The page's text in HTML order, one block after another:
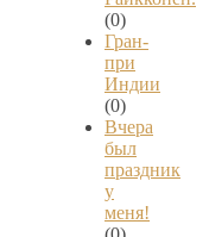
(0)
Гран-
при
Индии
(0)
Вчера
был
праздник
у
меня!